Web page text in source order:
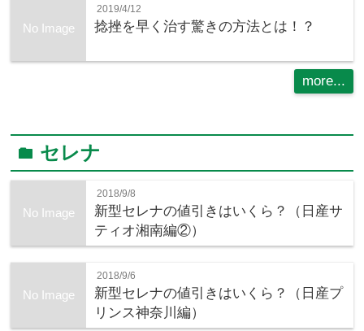
No Image
2019/4/12
捻挫を早く治す驚きの方法とは！？
more...
folder セレナ
No Image
2018/9/8
新型セレナの値引きはいくら？（日産サ
ティオ湘南編②）
No Image
2018/9/6
新型セレナの値引きはいくら？（日産プ
リンス神奈川編）